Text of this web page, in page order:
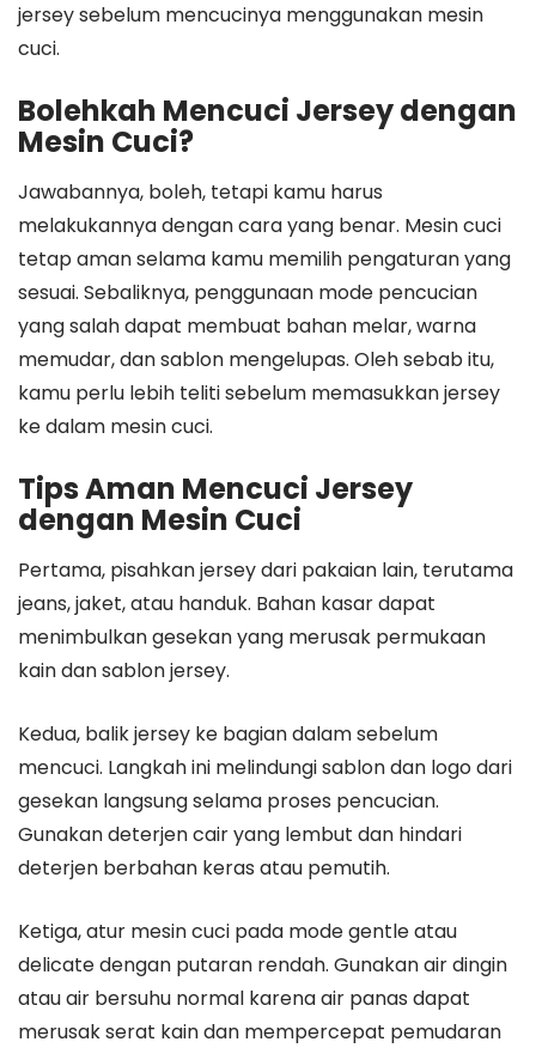
jersey sebelum mencucinya menggunakan mesin
cuci.
Bolehkah Mencuci Jersey dengan
Mesin Cuci?
Jawabannya, boleh, tetapi kamu harus
melakukannya dengan cara yang benar. Mesin cuci
tetap aman selama kamu memilih pengaturan yang
sesuai. Sebaliknya, penggunaan mode pencucian
yang salah dapat membuat bahan melar, warna
memudar, dan sablon mengelupas. Oleh sebab itu,
kamu perlu lebih teliti sebelum memasukkan jersey
ke dalam mesin cuci.
Tips Aman Mencuci Jersey
dengan Mesin Cuci
Pertama, pisahkan jersey dari pakaian lain, terutama
jeans, jaket, atau handuk. Bahan kasar dapat
menimbulkan gesekan yang merusak permukaan
kain dan sablon jersey.
Kedua, balik jersey ke bagian dalam sebelum
mencuci. Langkah ini melindungi sablon dan logo dari
gesekan langsung selama proses pencucian.
Gunakan deterjen cair yang lembut dan hindari
deterjen berbahan keras atau pemutih.
Ketiga, atur mesin cuci pada mode gentle atau
delicate dengan putaran rendah. Gunakan air dingin
atau air bersuhu normal karena air panas dapat
merusak serat kain dan mempercepat pemudaran